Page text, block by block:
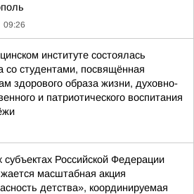
09:26
институте состоялась
со студентами, посвящённая
здорового образа жизни, духовно-
и патриотического воспитания
субъектах Российской Федерации
масштабная акция
детства», координируемая